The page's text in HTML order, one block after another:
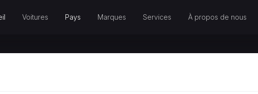
Voitures Pays Marques Services À propos de nous